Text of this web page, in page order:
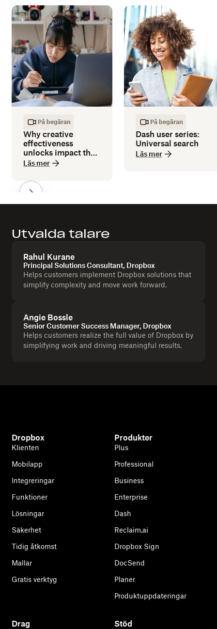
På begäran
Why creative
effectiveness
unlocks impact that
efficiency can’t
Läs mer
På begäran
Dash user series:
Universal search
Läs mer
Utvalda talare
Rahul Kurane
Principal Solutions Consultant, Dropbox
Helps customers implement Dropbox solutions that
simplify complexity and move work forward.
Angie Bossle
Senior Customer Success Manager, Dropbox
Helps customers realize the full value of Dropbox by
simplifying work and driving meaningful results.
Dropbox
Klienten
Mobilapp
Integreringar
Funktioner
Lösningar
Säkerhet
Tidig åtkomst
Mallar
Gratis verktyg
Produkter
Plus
Professional
Business
Enterprise
Dash
Reclaim.ai
Dropbox Sign
DocSend
Planer
Produktuppdateringar
Drag Stöd